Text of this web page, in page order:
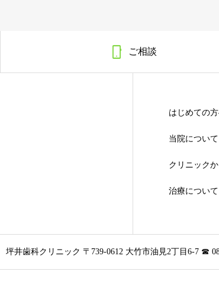
 ご相談
はじめての
当院について
クリニック
治療について
坪井歯科クリニック 〒739-0612 大竹市油見2丁目6-7 ☎